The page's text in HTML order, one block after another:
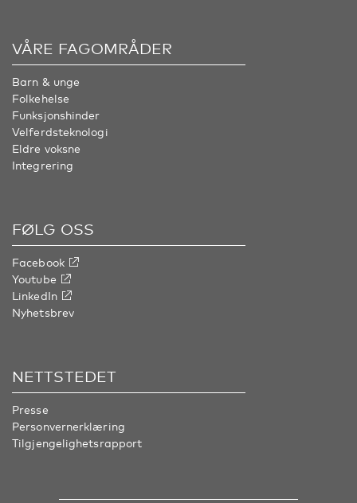
VÅRE FAGOMRÅDER
Barn & unge
Folkehelse
Funksjonshinder
Velferdsteknologi
Eldre voksne
Integrering
FØLG OSS
Facebook
Youtube
LinkedIn
Nyhetsbrev
NETTSTEDET
Presse
Personvernerklæring
Tilgjengelighetsrapport